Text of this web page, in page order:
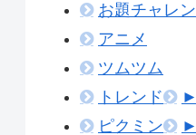
お題チャレ
アニメ
ツムツム
トレンド
►
ピクミン
►